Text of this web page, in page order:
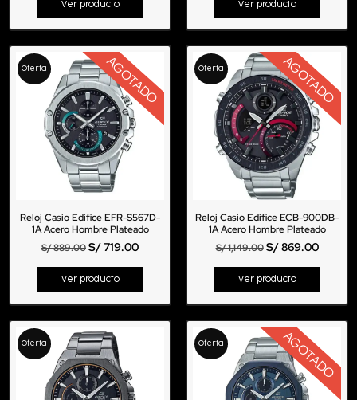
Ver producto Ver producto
Oferta AGOTADO
Reloj Casio Edifice EFR-S567D-
1A Acero Hombre Plateado
S/889.00S/719.00
Ver producto
Oferta AGOTADO
Reloj Casio Edifice ECB-900DB-
1A Acero Hombre Plateado
S/1,149.00 S/869.00
Ver producto
Oferta Oferta AGOTADO